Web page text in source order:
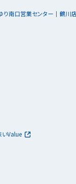
り南口営業センター 鶴川
いValue